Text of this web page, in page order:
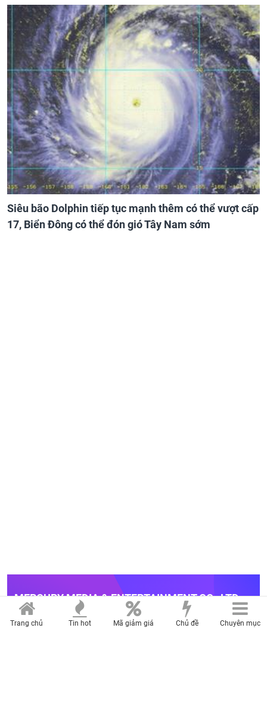
Siêu bão Dolphin tiếp tục mạnh thêm có thể vượt cấp
17, Biển Đông có thể đón gió Tây Nam sớm
MERCURY MEDIA & ENTERTAINMENT CO., LTD
Trụ sở: 27 đường A4, phường Bảy Hiền, thành phố Hồ Chí Minh
Điện thoại: (028)-2236.9999 Fax: (028)-6268.0458
Trang chủ Tin hot Mã giảm giá Chủ đề Chuyên mục